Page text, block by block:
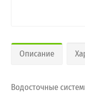
Описание
Водосточные